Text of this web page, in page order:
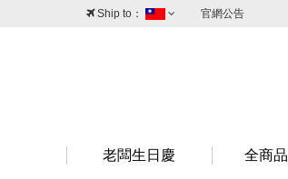
Ship to： 官網公告
老闆生日慶 全商品